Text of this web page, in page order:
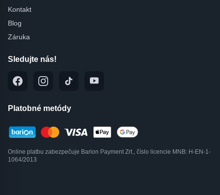
Kontakt
Blog
Záruka
Sledujte nás!
Platobné metódy
Online platbu zabezpečuje Barion Payment Zrt., číslo licencie MNB: H-EN-1-
1064/2013